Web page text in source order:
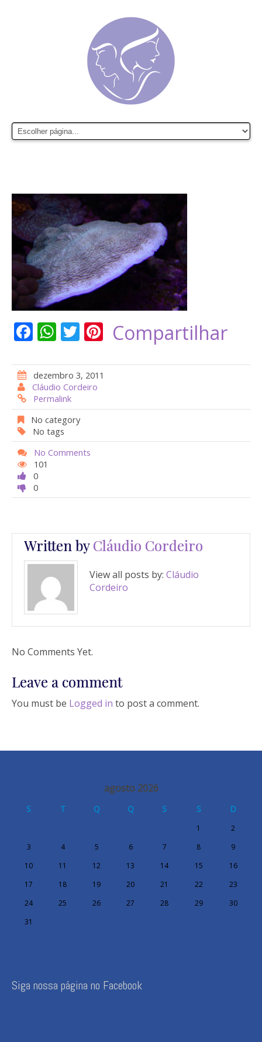
F
e
b
o
o
k
W
at
s
A
p
p
T
itt
er
Pi
er
st
Compartilhar
dezembro 3, 2011
Cláudio Cordeiro
Permalink
No category
No tags
No Comments
101
0
0
Written byCláudio Cordeiro
View all posts by: Cláudio
Cordeiro
No Comments Yet.
Leave a comment
You must be Logged in to post a comment.
agosto 2026
S T Q Q S S D
1
2
3
4 5 6 7 8
9
10
11 12 13 14 15
16
17
18 19 20 21 22
23
24
25 26 27 28 29
30
31
Siga nossa página no Facebook